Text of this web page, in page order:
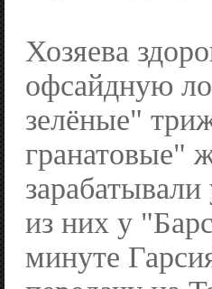
Хозяева
офсайдную
зелёные"
гранатовые"
из них у
минуте